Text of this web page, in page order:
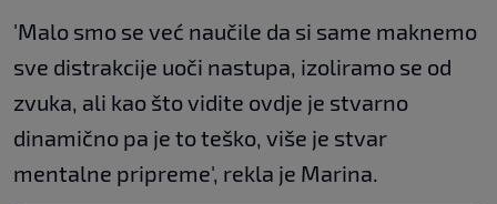
'Malo smo se već naučile da si same maknemo
sve distrakcije uoči nastupa, izoliramo se od
zvuka, ali kao što vidite ovdje je stvarno
dinamično pa je to teško, više je stvar
mentalne pripreme', rekla je Marina.